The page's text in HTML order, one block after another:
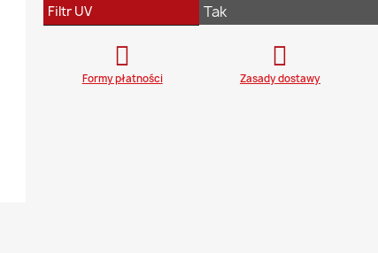
Filtr UV Tak
Formy płatności Zasady dostawy